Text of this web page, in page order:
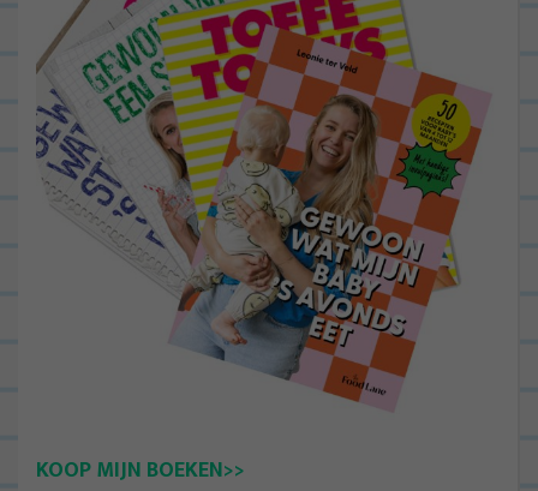
KOOP MIJN BOEKEN>>